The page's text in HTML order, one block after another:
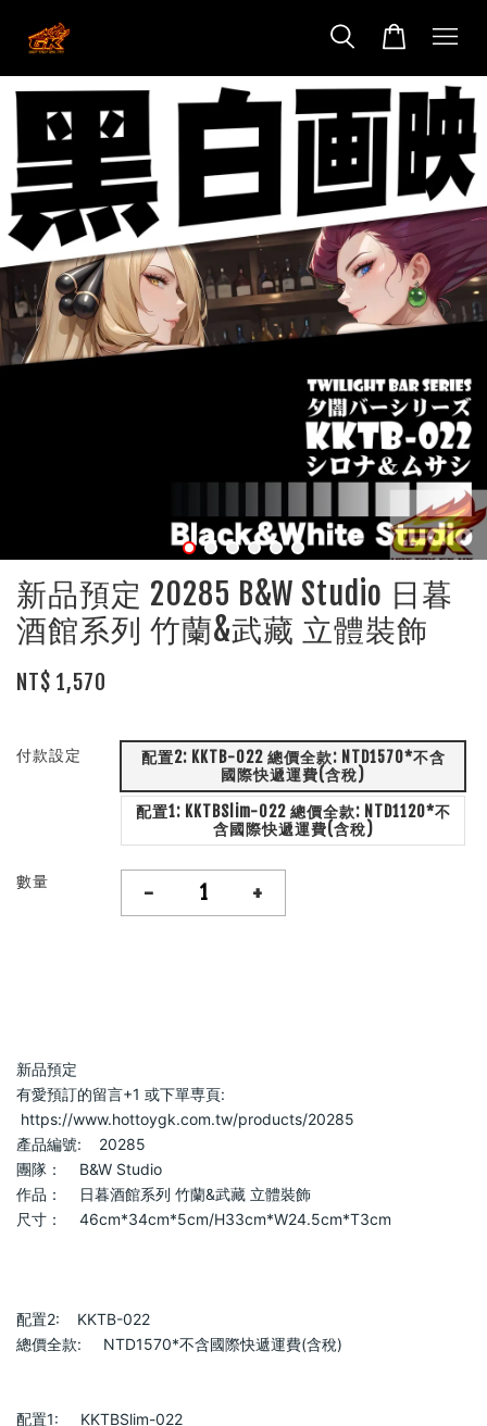
新品預定 20285 B&W Studio 日暮
酒館系列 竹蘭&武藏 立體裝飾
NT$ 1,570
付款設定
配置2: KKTB-022 總價全款: NTD1570*不含
國際快遞運費(含稅)
配置1: KKTBSlim-022 總價全款: NTD1120*不
含國際快遞運費(含稅)
數量 - +
新品預定
有愛預訂的留言+1 或下單専頁:
https://www.hottoygk.com.tw/products/20285
產品編號:    20285
團隊：    B&W Studio
作品：    日暮酒館系列 竹蘭&武藏 立體裝飾
尺寸：    46cm*34cm*5cm/H33cm*W24.5cm*T3cm
配置2:
KKTB-022
總價全款:     NTD1570*不含國際快遞運費(含稅)
配置1:
KKTBSlim-022